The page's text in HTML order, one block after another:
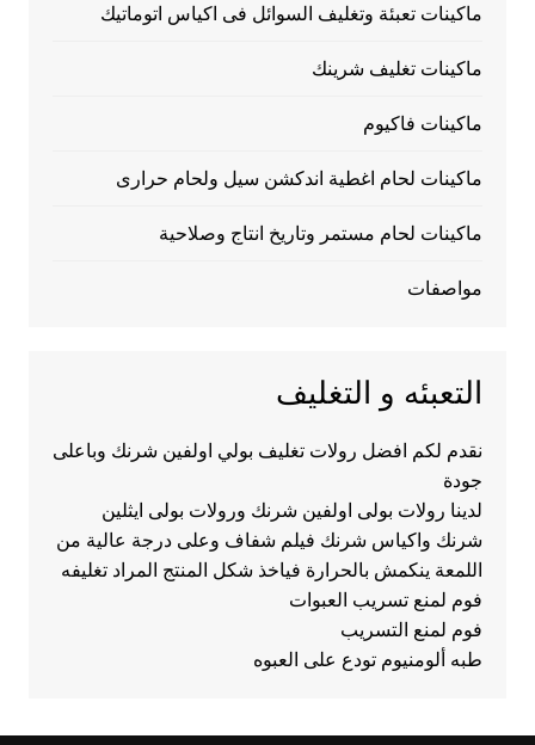
ماكينات تعبئة وتغليف السوائل فى اكياس اتوماتيك
ماكينات تغليف شرينك
ماكينات فاكيوم
ماكينات لحام اغطية اندكشن سيل ولحام حرارى
ماكينات لحام مستمر وتاريخ انتاج وصلاحية
مواصفات
التعبئه و التغليف
نقدم لكم افضل رولات تغليف بولي اولفين شرنك وباعلى
جودة
لدينا رولات بولى اولفين شرنك ورولات بولى ايثلين
شرنك واكياس شرنك فيلم شفاف وعلى درجة عالية من
اللمعة ينكمش بالحرارة فياخذ شكل المنتج المراد تغليفه
فوم لمنع تسريب العبوات
فوم لمنع التسريب
طبه ألومنيوم تودع على العبوه